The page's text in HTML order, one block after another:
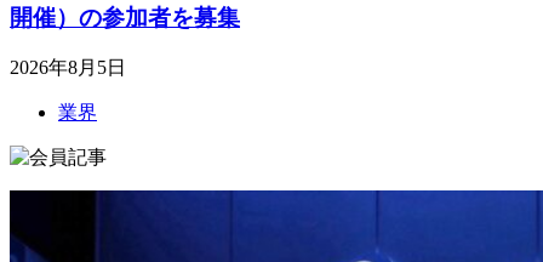
開催）の参加者を募集
2026年8月5日
業界